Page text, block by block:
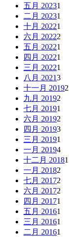
五月 20231
二月 20231
十月 20221
六月 20222
五月 20221
四月 20221
三月 20221
八月 20213
十一月 20192
九月 20192
七月 20191
六月 20192
四月 20193
三月 20191
一月 20194
十二月 20181
一月 20182
七月 20172
六月 20172
四月 20171
五月 20161
三月 20161
二月 20161